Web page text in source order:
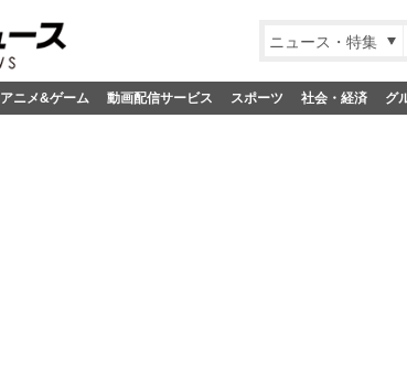
ニュース・特集
アニメ&ゲーム 動画配信サービス スポーツ 社会・経済 グ